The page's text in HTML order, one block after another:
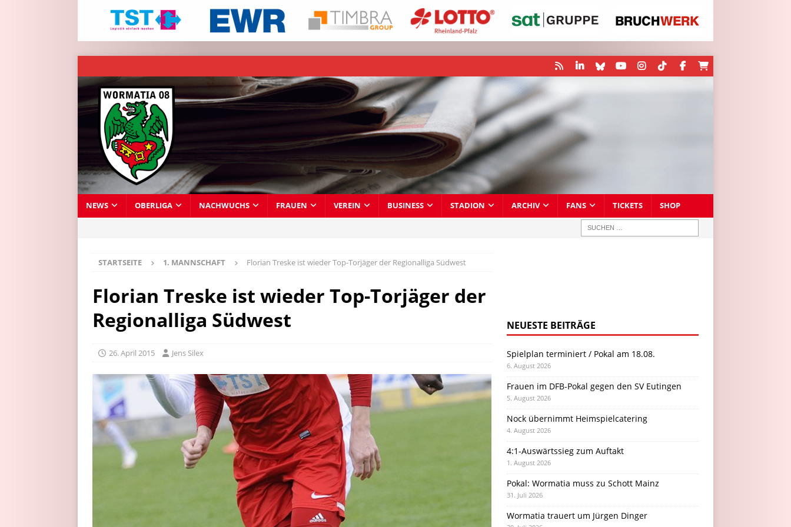
NEWS OBERLIGA NACHWUCHS FRAUEN VEREIN BUSINESS STADION ARCHIV FANS TICKETS SHOP
STARTSEITE 1. MANNSCHAFT Florian Treske ist wieder Top-Torjäger der Regionalliga Südwest
Florian Treske ist wieder Top-Torjäger der
Regionalliga Südwest
26. April 2015 Jens Silex
NEUESTE BEITRÄGE
Spielplan terminiert / Pokal am 18.08.
6. August 2026
Frauen im DFB-Pokal gegen den SV Eutingen
5. August 2026
Nock übernimmt Heimspielcatering
4. August 2026
4:1-Auswärtssieg zum Auftakt
1. August 2026
Pokal: Wormatia muss zu Schott Mainz
31. Juli 2026
Wormatia trauert um Jürgen Dinger